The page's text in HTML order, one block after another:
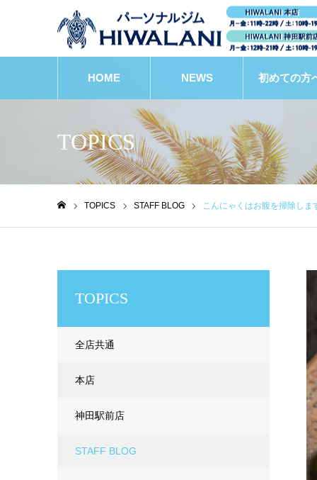
HOME NEWS 初めての方
TOPICS
TOPICS STAFF BLOG こんにゃくはお腹を掃除しま
TOPICS
全店共通
本店
神田駅前店
STAFF BLOG